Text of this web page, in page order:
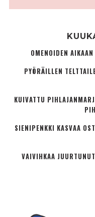
OMENOIDEN
PYÖRÄILLEN
KUIVATTU
SIENIPENKKI KASVAA
VAIVIHKAA